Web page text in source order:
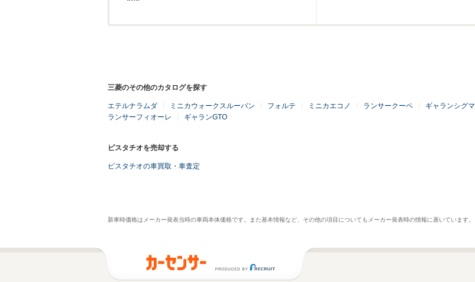
三菱のその他のカタログを探す
エテルナラムダ ミニカウォークスルーバン フォルテ ミニカエコノ ランサークーペ ギャランシグマ
ランサーフィオーレ
ギャランGTO
ピスタチオを売却する
ピスタチオの車買取・車査定
新車時価格はメーカー発表当時の車両本体価格です。また基本情報など、その他の項目についてもメーカー発表時の情報に基いています。